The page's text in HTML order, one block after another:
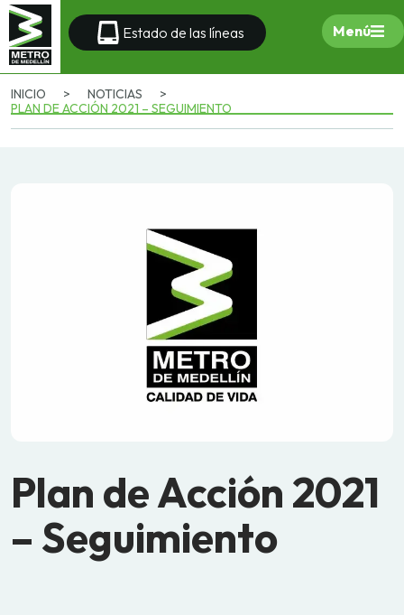
Estado de las líneas Menú
INICIO > NOTICIAS
>
PLAN DE ACCIÓN 2021 – SEGUIMIENTO
Plan de Acción 2021
– Seguimiento